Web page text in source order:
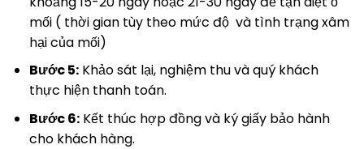
mối ( thời gian tùy theo mức độ và tình trạng xâm
hại của mối)
Bước 5:Khảo sát lại, nghiệm thu và quý khách
thực hiện thanh toán.
Bước 6:Kết thúc hợp đồng và ký giấy bảo hành
cho khách hàng.